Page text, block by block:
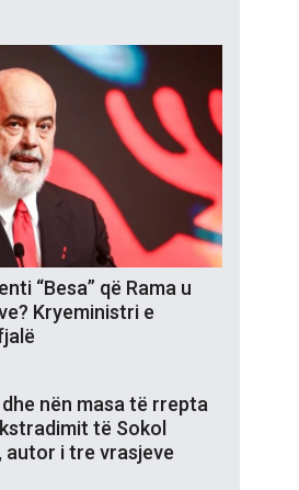
“Besa” që Rama u
Kryeministri e
nën masa të rrepta
të Sokol
autor i tre vrasjeve